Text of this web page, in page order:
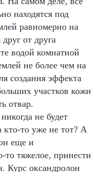
находятся под
равномерно на
от друга
водой комнатной
не более чем на
создания эффекта
участков кожи
отвар.
не будет
то уже не тот? А
еще и
то тяжелое, принести
Курс оксандролон